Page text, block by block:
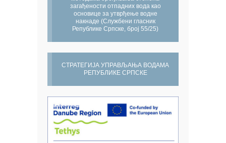
загађености отпадних вода као
основице за утврђење водне
накнаде (Службени гласник
Републике Српске, број 55/25)
СТРАТЕГИЈА УПРАВЉАЊА ВОДАМА
РЕПУБЛИКЕ СРПСКЕ